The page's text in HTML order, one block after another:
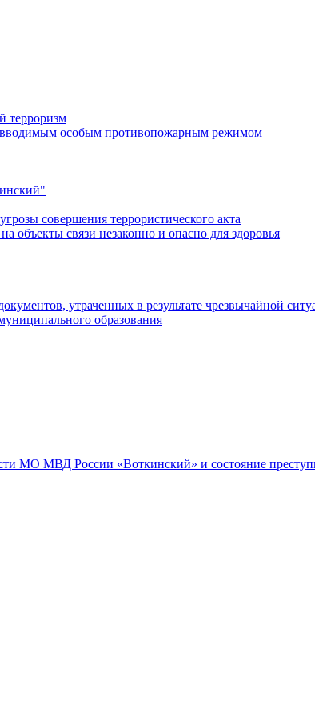
терроризм
вводимым особым противопожарным режимом
совершения террористического акта
связи незаконно и опасно для здоровья
утраченных в результате чрезвычайной
образования
МО МВД России «Воткинский» и состояние